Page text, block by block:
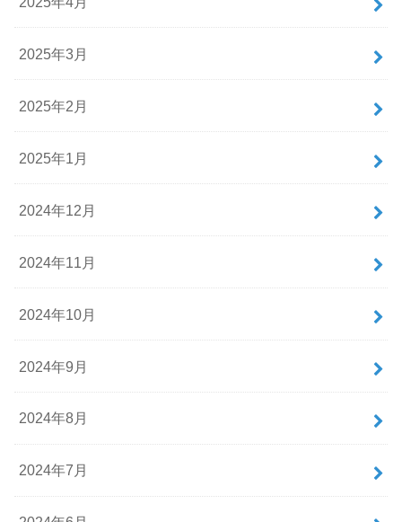
2025年3月
2025年2月
2025年1月
2024年12月
2024年11月
2024年10月
2024年9月
2024年8月
2024年7月